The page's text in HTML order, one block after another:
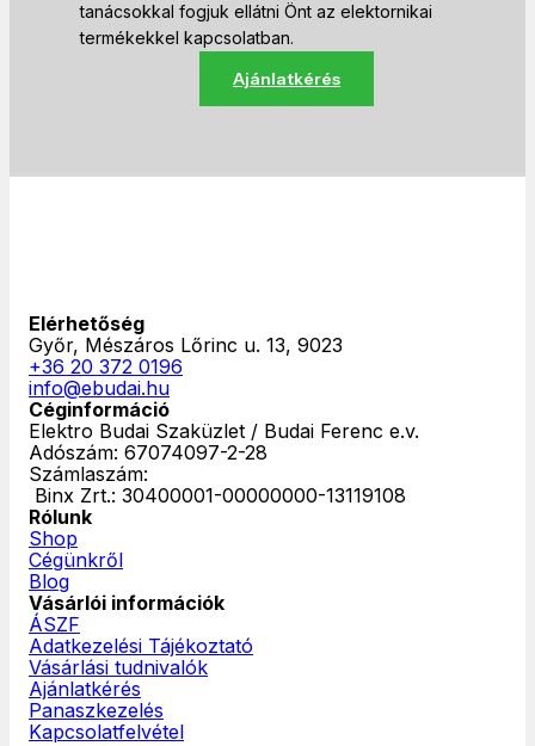
tanácsokkal fogjuk ellátni Önt az elektornikai
termékekkel kapcsolatban.
Ajánlatkérés
Elérhetőség
Győr, Mészáros Lőrinc u. 13, 9023
+36 20 372 0196
info@ebudai.hu
Céginformáció
Elektro Budai Szaküzlet / Budai Ferenc e.v.
Adószám: 67074097-2-28
Számlaszám:
‎ Binx Zrt.: 30400001-00000000-13119108
Rólunk
Shop
Cégünkről
Blog
Vásárlói információk
ÁSZF
Adatkezelési Tájékoztató
Vásárlási tudnivalók
Ajánlatkérés
Panaszkezelés
Kapcsolatfelvétel